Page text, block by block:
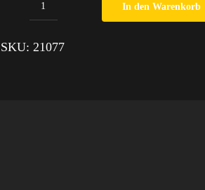
Nachthemd
In den Warenkorb
SKU: 21077